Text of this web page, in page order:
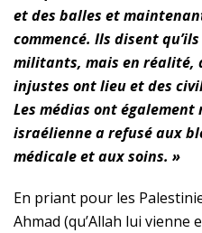
et des balles et
commencé. Ils disent
militants, mais en réalité,
injustes ont lieu et des
Les médias ont
israélienne a refusé aux
médicale et aux soins. »
En priant pour les
Ahmad (qu’Allah lui vienne